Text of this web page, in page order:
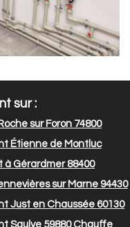
sur :
sur Foron 74800
Étienne de Montluc
Gérardmer 88400
sur Marne 94430
Just en Chaussée 60130
Saulve 59880Chauffe